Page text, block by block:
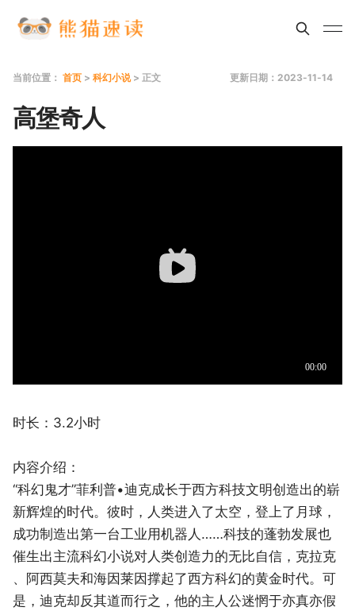
当前位置： 首页 > 科幻小说> 正文 更新日期：2023-11-14
高堡奇人
时长：3.2小时
内容介绍：
“科幻鬼才”菲利普•迪克成长于西方科技文明创造出的崭
新辉煌的时代。彼时，人类进入了太空，登上了月球，
成功制造出第一台工业用机器人……科技的蓬勃发展也
催生出主流科幻小说对人类创造力的无比自信，克拉克
、阿西莫夫和海因莱因撑起了西方科幻的黄金时代。可
是，迪克却反其道而行之，他的主人公迷惘于亦真亦假